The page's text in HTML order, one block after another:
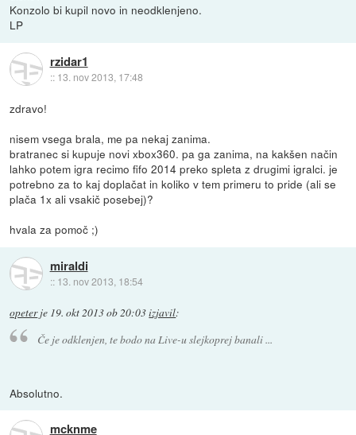
Konzolo bi kupil novo in neodklenjeno.
LP
rzidar1
:: 13. nov 2013, 17:48
zdravo!
nisem vsega brala, me pa nekaj zanima.
bratranec si kupuje novi xbox360. pa ga zanima, na kakšen način
lahko potem igra recimo fifo 2014 preko spleta z drugimi igralci. je
potrebno za to kaj doplačat in koliko v tem primeru to pride (ali se
plača 1x ali vsakič posebej)?
hvala za pomoč ;)
miraldi
:: 13. nov 2013, 18:54
opeterje 19. okt 2013 ob 20:03izjavil:
Če je odklenjen, te bodo na Live-u slejkoprej banali ...
Absolutno.
mcknme